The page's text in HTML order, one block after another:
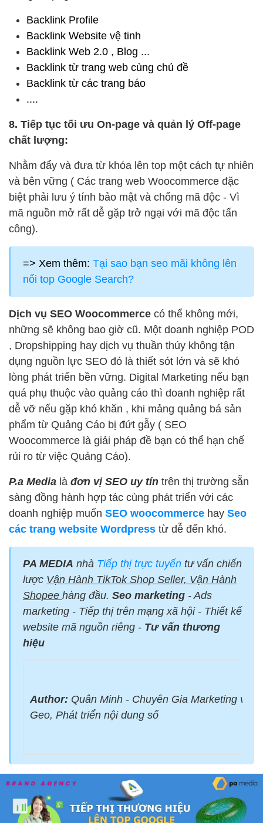
Backlink Profile
Backlink Website vệ tinh
Backlink Web 2.0 , Blog ...
Backlink từ trang web cùng chủ đề
Backlink từ các trang báo
....
8. Tiếp tục tối ưu On-page và quản lý Off-page
chất lượng:
Nhằm đẩy và đưa từ khóa lên top một cách tự nhiên
và bên vững ( Các trang web Woocommerce đặc
biệt phải lưu ý tính bảo mật và chống mã độc - Vì
mã nguồn mở rất dễ gặp trở ngại với mã độc tấn
công).
=> Xem thêm: Tại sao bạn seo mãi không lên
nổi top Google Search?
Dịch vụ SEO Woocommerce có thể không mới,
những sẽ không bao giờ cũ. Một doanh nghiệp POD
, Dropshipping hay dịch vụ thuần thúy không tận
dụng nguồn lực SEO đó là thiết sót lớn và sẽ khó
lòng phát triển bền vững. Digital Marketing nếu bạn
quá phụ thuộc vào quảng cáo thì doanh nghiệp rất
dễ vỡ nếu gặp khó khăn , khi mảng quảng bá sản
phẩm từ Quảng Cáo bị đứt gẫy ( SEO
Woocommerce là giải pháp đề bạn có thể hạn chế
rủi ro từ việc Quảng Cáo).
P.a Media là đơn vị SEO uy tín trên thị trường sẵn
sàng đồng hành hợp tác cùng phát triển với các
doanh nghiệp muốn SEO woocommerce hay Seo
các trang website Wordpress từ dễ đến khó.
PA MEDIA nhà Tiếp thị trực tuyến tư vấn chiến
lược Vận Hành TikTok Shop Seller, Vận Hành
Shopee hàng đầu. Seo marketing - Ads
marketing - Tiếp thị trên mạng xã hội - Thiết kế
website mã nguồn riêng - Tư vấn thương
hiệu
Author: Quân Minh - Chuyên Gia Marketing với
Geo, Phát triển nội dung số